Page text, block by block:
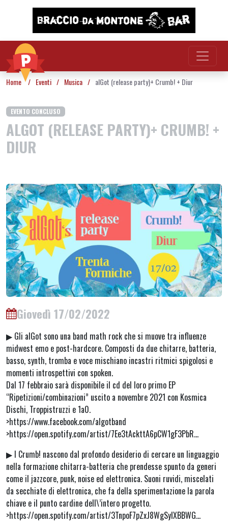
Vai al contenuto
Home / Eventi / Musica / alGot (release party)+ Crumb! + Diur
EVENTO CONCLUSO
ALGOT (RELEASE PARTY)+ CRUMB! +
DIUR
Giovedì 17/02/2022
▶︎ Gli alGot sono una band math rock che si muove tra influenze
midwest emo e post-hardcore. Composti da due chitarre, batteria,
basso, synth, tromba e voce mischiano incastri ritmici spigolosi e
momenti introspettivi con spoken.
Dal 17 febbraio sarà disponibile il cd del loro primo EP
“Ripetizioni/combinazioni” uscito a novembre 2021 con Kosmica
Dischi, Troppistruzzi e 1a0.
>https://www.facebook.com/algotband
>https://open.spotify.com/artist/7Ee3tAckttA6pCW1gF3PbR…
▶︎ I Crumb! nascono dal profondo desiderio di cercare un linguaggio
nella formazione chitarra-batteria che prendesse spunto da generi
come il jazzcore, punk, noise ed elettronica. Suoni ruvidi, miscelati
da secchiate di elettronica, che fa della sperimentazione la parola
chiave e il punto cardine dell\’intero progetto.
>https://open.spotify.com/artist/3TnpoF7pZxJ8WgSyIXBBWG…